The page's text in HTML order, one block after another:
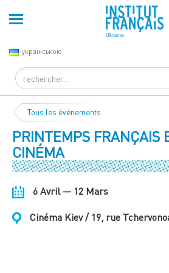
українською
Search
Tous les événements
PRINTEMPS FRANÇAIS
CINÉMA
6 Avril — 12 Mars
Cinéma Kiev / 19, rue